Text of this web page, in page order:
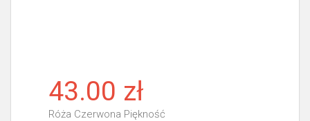
43.00 zł
Róża Czerwona Piękność